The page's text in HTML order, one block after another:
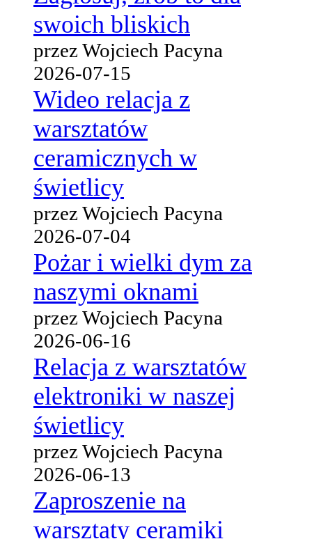
swoich bliskich
przez Wojciech Pacyna
2026-07-15
Wideo relacja z
warsztatów
ceramicznych w
świetlicy
przez Wojciech Pacyna
2026-07-04
Pożar i wielki dym za
naszymi oknami
przez Wojciech Pacyna
2026-06-16
Relacja z warsztatów
elektroniki w naszej
świetlicy
przez Wojciech Pacyna
2026-06-13
Zaproszenie na
warsztaty ceramiki